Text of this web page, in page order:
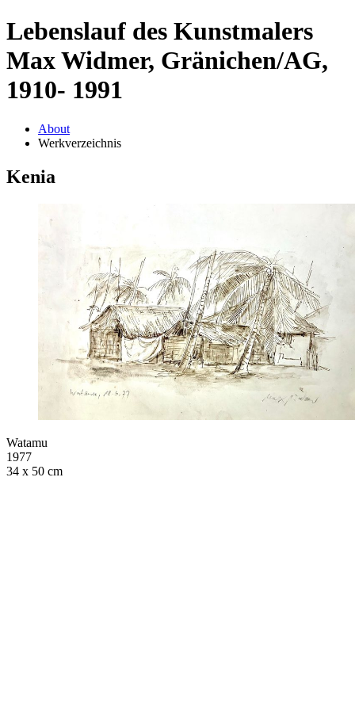
Lebenslauf des Kunstmalers
Max Widmer, Gränichen/AG,
1910- 1991
About
Werkverzeichnis
Kenia
Watamu
1977
34 x 50 cm